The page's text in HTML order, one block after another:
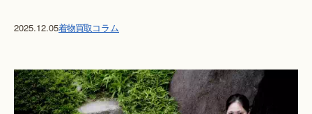
2025.12.05着物買取コラム